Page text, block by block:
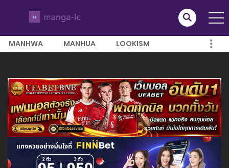
MANHWA MANHUA LOOKISM